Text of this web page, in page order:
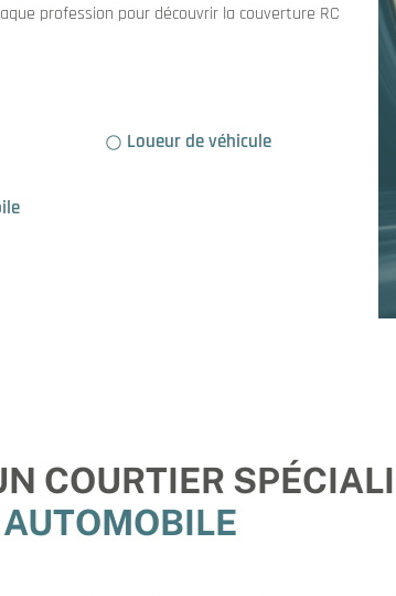
profession pour découvrir la couverture RC
Loueur de véhicule
COURTIER